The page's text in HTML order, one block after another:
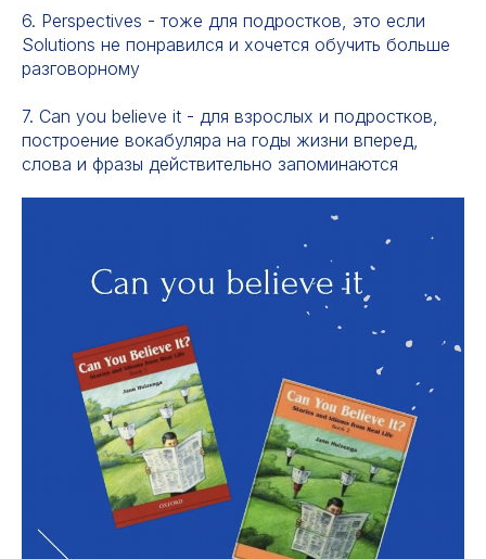
6. Perspectives - тоже для подростков, это если
Solutions не понравился и хочется обучить больше
разговорному
7. Сan you believe it - для взрослых и подростков,
построение вокабуляра на годы жизни вперед,
слова и фразы действительно запоминаются